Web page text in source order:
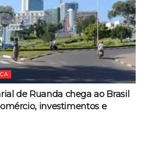
de Ruanda chega ao Brasil
investimentos e